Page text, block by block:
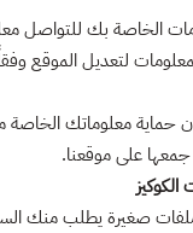
الخاصة بك للتواصل معك
لتعديل الموقع
معلوماتك الخاصة
جمعها على موقعنا.
صغيرة يطلب منك